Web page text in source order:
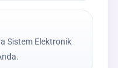
Sistem Elektronik